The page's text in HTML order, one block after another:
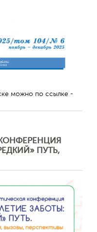
можно по ссылке -
ПУТЬ,
Обратная